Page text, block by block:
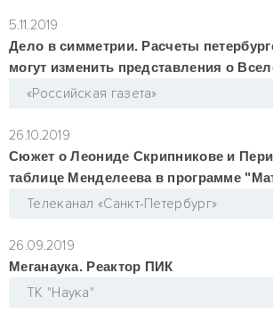
5.11.2019
Дело в симметрии. Расчеты
могут изменить представления о
«Российская газета»
26.10.2019
Сюжет о Леониде Скрипникове и
таблице Менделеева в программе
Телеканал «Санкт-Петербург»
26.09.2019
Меганаука. Реактор ПИК
ТК "Наука"